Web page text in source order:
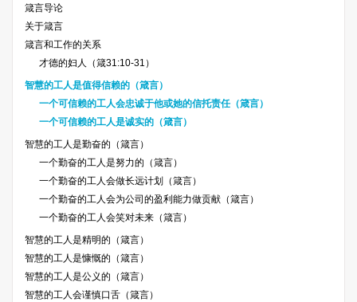
箴言导论
关于箴言
箴言和工作的关系
才德的妇人（箴31:10-31）
智慧的工人是值得信赖的（箴言）
一个可信赖的工人会忠诚于他或她的信托责任（箴言）
一个可信赖的工人是诚实的（箴言）
智慧的工人是勤奋的（箴言）
一个勤奋的工人是努力的（箴言）
一个勤奋的工人会做长远计划（箴言）
一个勤奋的工人会为公司的盈利能力做贡献（箴言）
一个勤奋的工人会笑对未来（箴言）
智慧的工人是精明的（箴言）
智慧的工人是慷慨的（箴言）
智慧的工人是公义的（箴言）
智慧的工人会谨慎口舌（箴言）